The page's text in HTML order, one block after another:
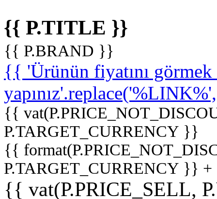
{{ P.TITLE }}
{{ P.BRAND }}
{{ 'Ürünün fiyatını
{{
P.TARGET_CURRENCY }}
{{
P.TARGET_CURRENCY }}
{{ vat(P.PRICE_SELL,